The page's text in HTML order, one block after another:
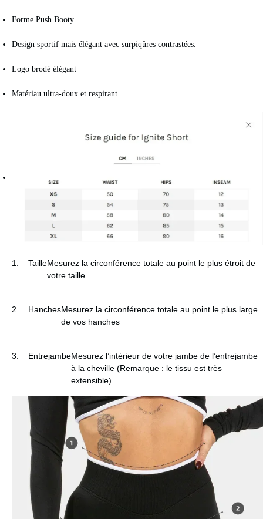
Forme Push Booty
Design sportif mais élégant avec surpiqûres contrastées.
Logo brodé élégant
Matériau ultra-doux et respirant.
1. TailleMesurez la circonférence totale au point le plus étroit de
votre taille
2. HanchesMesurez la circonférence totale au point le plus large
de vos hanches
3. EntrejambeMesurez l’intérieur de votre jambe de l’entrejambe
à la cheville (Remarque : le tissu est très
extensible).